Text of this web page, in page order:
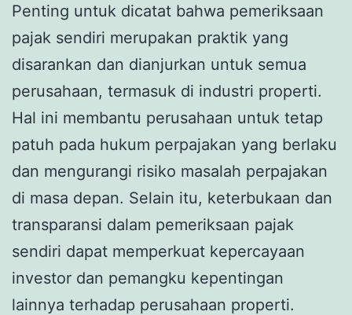
Penting untuk dicatat bahwa pemeriksaan
pajak sendiri merupakan praktik yang
disarankan dan dianjurkan untuk semua
perusahaan, termasuk di industri properti.
Hal ini membantu perusahaan untuk tetap
patuh pada hukum perpajakan yang berlaku
dan mengurangi risiko masalah perpajakan
di masa depan. Selain itu, keterbukaan dan
transparansi dalam pemeriksaan pajak
sendiri dapat memperkuat kepercayaan
investor dan pemangku kepentingan
lainnya terhadap perusahaan properti.